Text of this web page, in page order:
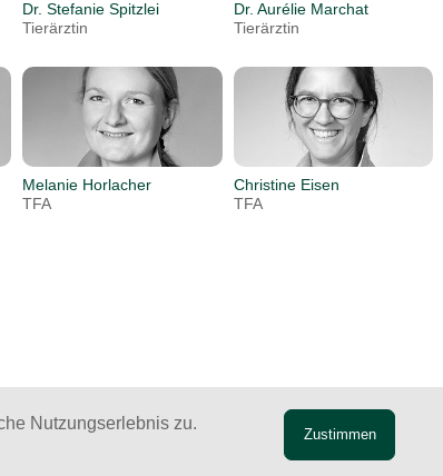
Dr. Stefanie Spitzlei
Tierärztin
Dr. Aurélie Marchat
Tierärztin
Melanie Horlacher
TFA
Christine Eisen
TFA
Nutzungserlebnis zu.
Zustimmen